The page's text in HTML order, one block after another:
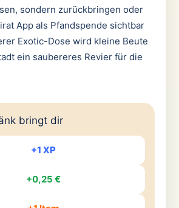
sondern zurückbringen oder
App als Pfandspende sichtbar
Exotic-Dose wird kleine Beute
ein saubereres Revier für die
bringt dir
+1 XP
+0,25 €